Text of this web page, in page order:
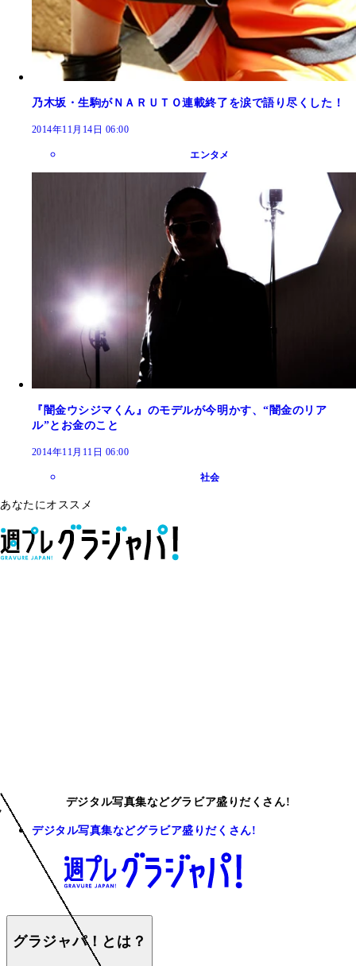
乃木坂・生駒がＮＡＲＵＴＯ連載終了を涙で語り尽くした！
2014年11月14日 06:00
エンタメ
『闇金ウシジマくん』のモデルが今明かす、“闇金のリア
ル”とお金のこと
2014年11月11日 06:00
社会
あなたにオススメ
デジタル写真集などグラビア盛りだくさん!
デジタル写真集などグラビア盛りだくさん!
グラジャパ！とは？